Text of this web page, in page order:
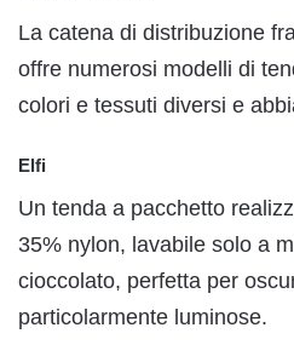
La catena di distribuzione
offre numerosi modelli di
colori e tessuti diversi e
Elfi
Un tenda a pacchetto
35% nylon, lavabile solo a
cioccolato, perfetta per
particolarmente luminose.